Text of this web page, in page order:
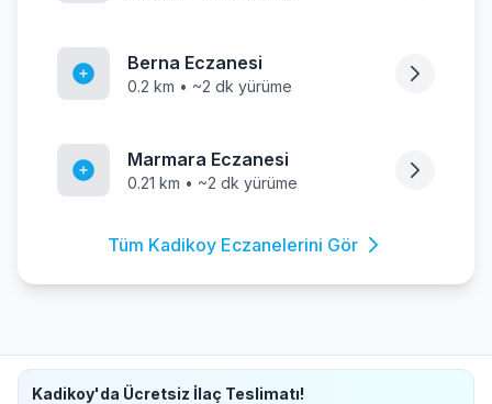
Berna Eczanesi
0.2 km • ~2 dk yürüme
Marmara Eczanesi
0.21 km • ~2 dk yürüme
Tüm Kadikoy Eczanelerini Gör
Kadikoy'da Ücretsiz İlaç Teslimatı!